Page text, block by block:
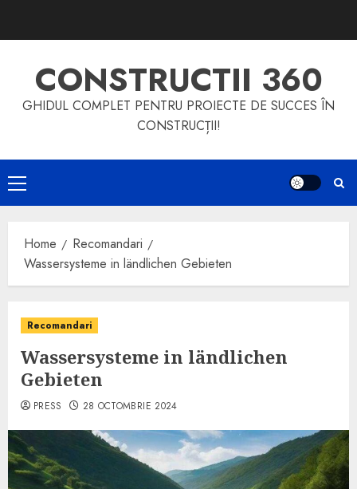
CONSTRUCTII 360
GHIDUL COMPLET PENTRU PROIECTE DE SUCCES ÎN
CONSTRUCȚII!
Primary
Menu
Home
Recomandari
Wassersysteme in ländlichen Gebieten
Recomandari
Wassersysteme in ländlichen
Gebieten
PRESS 28 OCTOMBRIE 2024